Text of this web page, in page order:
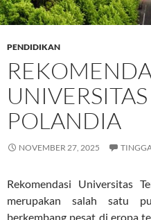
PENDIDIKAN
POLANDIA
NOVEMBER 27, 2025
Rekomendasi Universitas
merupakan salah satu
berkembang pesat di eropa